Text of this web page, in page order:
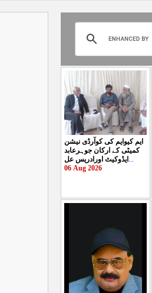
ایم کیوایم کی کوآرڈی نیشن
کمیٹی کے ارکان جوہرعابد
ایڈوکیٹ اورادریس عل...
06 Aug 2026